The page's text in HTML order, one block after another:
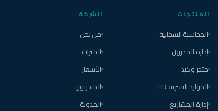
المنتجات
المحاسبة السحابية
إدارة المخزون
متجر وكيد
الموارد البشرية HR
إدارة المشاريع
الشركة
من نحن
الميزات
الأسعار
المتدربون
المدونة